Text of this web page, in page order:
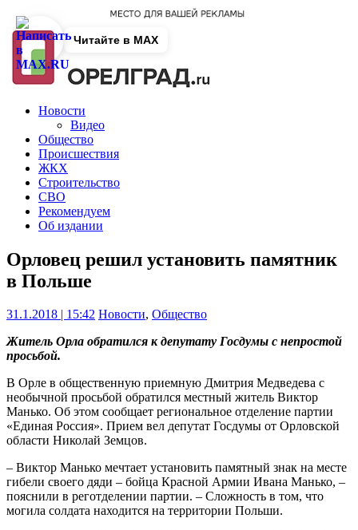
Новости
Видео
Общество
Происшествия
ЖКХ
Строительство
СВО
Рекомендуем
Об издании
Орловец решил установить памятник
в Польше
31.1.2018 | 15:42 Новости, Общество
Житель Орла обратился к депутату Госдумы с непростой
просьбой.
В Орле в общественную приемную Дмитрия Медведева с
необычной просьбой обратился местный житель Виктор
Манько. Об этом сообщает региональное отделение партии
«Единая Россия». Прием вел депутат Госдумы от Орловской
области Николай Земцов.
– Виктор Манько мечтает установить памятный знак на месте
гибели своего дяди – бойца Красной Армии Ивана Манько, –
пояснили в реготделении партии. – Сложность в том, что
могила солдата находится на территории Польши.
Читайте в MAX